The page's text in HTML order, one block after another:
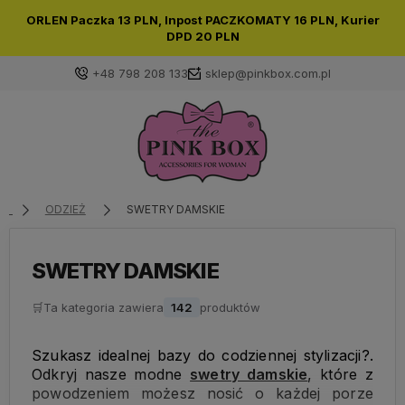
ORLEN Paczka 13 PLN, Inpost PACZKOMATY 16 PLN, Kurier
DPD 20 PLN
+48 798 208 133 sklep@pinkbox.com.pl
Zaloguj się
Wybierz coś dla siebie z naszej aktualnej oferty lub
ODZIEŻ SWETRY DAMSKIE
SWETRY DAMSKIE
🛒Ta kategoria zawiera 142 produktów
Szukasz idealnej bazy do codziennej stylizacji?.
Odkryj nasze modne swetry damskie, które z
powodzeniem możesz nosić o każdej porze